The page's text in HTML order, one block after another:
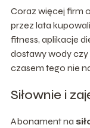
Coraz więcej firm
przez lata
fitness, aplikacje
dostawy wody
czasem tego nie
Siłownie i
Abonament na